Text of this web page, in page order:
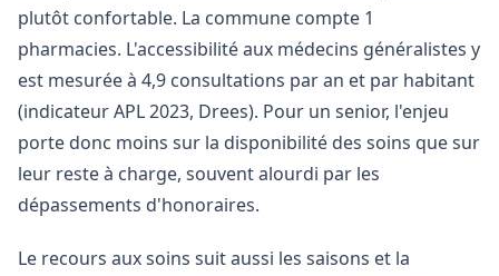
plutôt confortable. La commune compte 1
pharmacies. L'accessibilité aux médecins généralistes y
est mesurée à 4,9 consultations par an et par habitant
(indicateur APL 2023, Drees). Pour un senior, l'enjeu
porte donc moins sur la disponibilité des soins que sur
leur reste à charge, souvent alourdi par les
dépassements d'honoraires.
Le recours aux soins suit aussi les saisons et la